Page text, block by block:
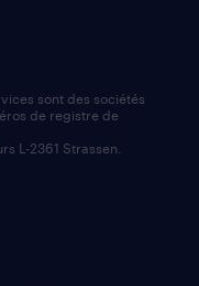
sont des sociétés
de registre de
L-2361 Strassen.